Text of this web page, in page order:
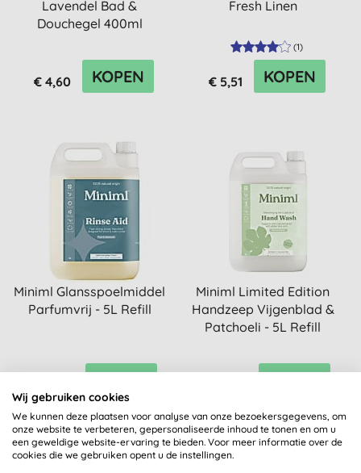
Lavendel Bad &
Douchegel 400ml
€ 4,60 KOPEN
Fresh Linen
(1)
€ 5,51 KOPEN
Miniml Glansspoelmiddel
Parfumvrij - 5L Refill
Miniml Limited Edition
Handzeep Vijgenblad &
Patchoeli - 5L Refill
Wij gebruiken cookies
We kunnen deze plaatsen voor analyse van onze bezoekersgegevens, om
onze website te verbeteren, gepersonaliseerde inhoud te tonen en om u
een geweldige website-ervaring te bieden. Voor meer informatie over de
cookies die we gebruiken opent u de instellingen.